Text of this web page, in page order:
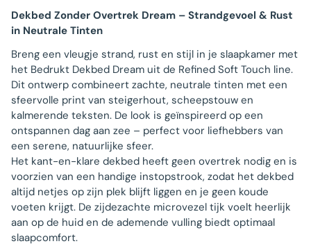
Dekbed Zonder Overtrek Dream – Strandgevoel & Rust
in Neutrale Tinten
Breng een vleugje strand, rust en stijl in je slaapkamer met
het Bedrukt Dekbed Dream uit de Refined Soft Touch line.
Dit ontwerp combineert zachte, neutrale tinten met een
sfeervolle print van steigerhout, scheepstouw en
kalmerende teksten. De look is geïnspireerd op een
ontspannen dag aan zee – perfect voor liefhebbers van
een serene, natuurlijke sfeer.
Het kant-en-klare dekbed heeft geen overtrek nodig en is
voorzien van een handige instopstrook, zodat het dekbed
altijd netjes op zijn plek blijft liggen en je geen koude
voeten krijgt. De zijdezachte microvezel tijk voelt heerlijk
aan op de huid en de ademende vulling biedt optimaal
slaapcomfort.